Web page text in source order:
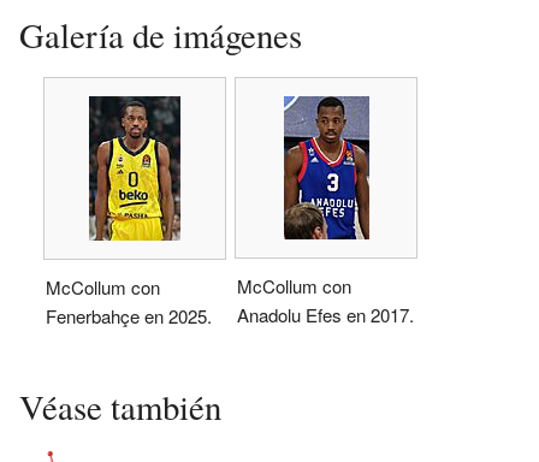
Galería de imágenes
McCollum con
Fenerbahçe en 2025.
McCollum con
Anadolu Efes en 2017.
Véase también